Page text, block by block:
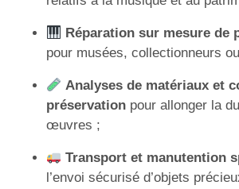
Réparation sur mesure de
pour musées, collectionneurs
Analyses de matériaux et
préservation pour allonger la
œuvres ;
Transport et manutention
l’envoi sécurisé d’objets